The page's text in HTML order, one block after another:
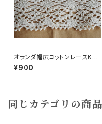
オランダ幅広コットンレースKオ
フ白1m
¥900
同じカテゴリの商品